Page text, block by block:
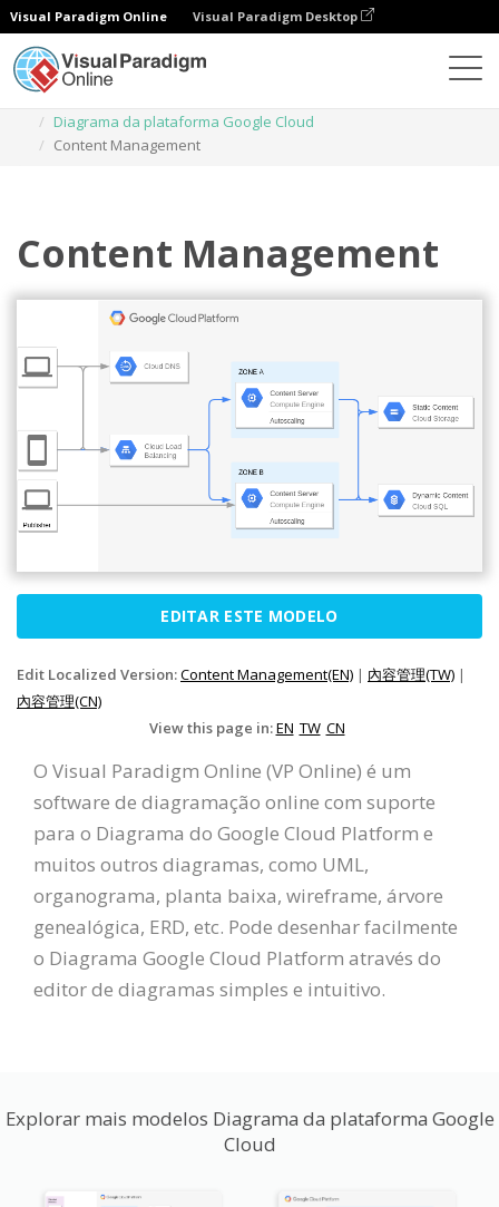
Visual Paradigm Online Visual Paradigm Desktop
Diagrama da plataforma Google Cloud
Content Management
Content Management
EDITAR ESTE MODELO
Edit Localized Version:Content Management(EN) | 內容管理(TW) |
內容管理(CN)
View this page in:EN TW CN
O Visual Paradigm Online (VP Online) é um
software de diagramação online com suporte
para o Diagrama do Google Cloud Platform e
muitos outros diagramas, como UML,
organograma, planta baixa, wireframe, árvore
genealógica, ERD, etc. Pode desenhar facilmente
o Diagrama Google Cloud Platform através do
editor de diagramas simples e intuitivo.
Explorar mais modelos Diagrama da plataforma Google
Cloud